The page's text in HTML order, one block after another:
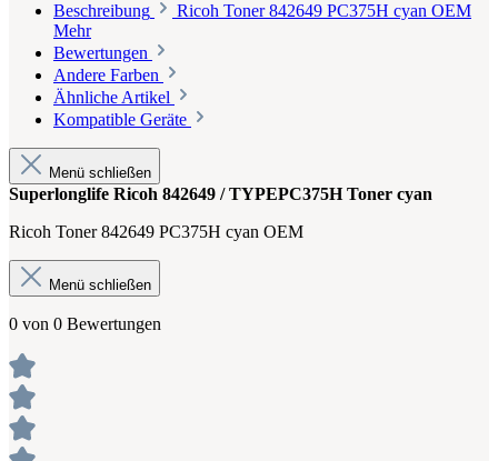
Beschreibung
Ricoh Toner 842649 PC375H cyan OEM
Mehr
Bewertungen
Andere Farben
Ähnliche Artikel
Kompatible Geräte
Menü schließen
Superlonglife Ricoh 842649 / TYPEPC375H Toner cyan
Ricoh Toner 842649 PC375H cyan OEM
Menü schließen
0 von 0 Bewertungen